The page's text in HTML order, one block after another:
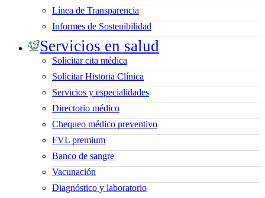
Línea de Transparencia
Informes de Sostenibilidad
Servicios en salud
Solicitar cita médica
Solicitar Historia Clínica
Servicios y especialidades
Directorio médico
Chequeo médico preventivo
FVL premium
Banco de sangre
Vacunación
Diagnóstico y laboratorio